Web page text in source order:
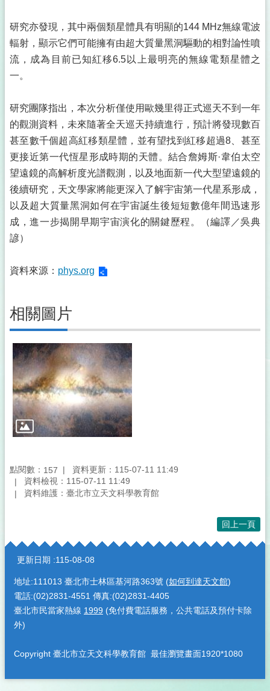
研究亦發現，其中兩個類星體具有明顯的144 MHz無線電波
輻射，顯示它們可能擁有由超大質量黑洞驅動的相對論性噴
流，成為目前已知紅移6.5以上最明亮的無線電類星體之
一。
研究團隊指出，本次分析僅使用歐幾里得正式巡天不到一年
的觀測資料，未來隨著全天巡天持續進行，預計將發現數百
甚至數千個超高紅移類星體，並有望找到紅移超過8、甚至
更接近第一代恆星形成時期的天體。結合詹姆斯·韋伯太空
望遠鏡的高解析度光譜觀測，以及地面新一代大型望遠鏡的
後續研究，天文學家將能更深入了解宇宙第一代星系形成，
以及超大質量黑洞如何在宇宙誕生後短短數億年間迅速形
成，進一步揭開早期宇宙演化的關鍵歷程。（編譯／吳典
諺）
資料來源： phys.org
相關圖片
點閱數： 157
資料更新：115-07-11 11:49
資料檢視：115-07-11 11:49
資料維護：臺北市立天文科學教育館
回上一頁
:::
更新日期 115-08-08
地址:111013 臺北市士林區基河路363號 (如何到達天文館)
電話:(02)2831-4551 傳真:(02)2831-4405
臺北市民當家熱線 1999 (免付費電話服務，公共電話及預付卡除
外)
Copyright 臺北市立天文科學教育館 最佳瀏覽畫面1920*1080